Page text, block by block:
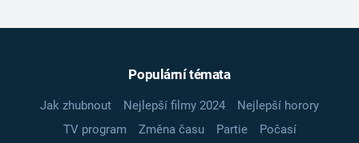
Populární témata
Jak zhubnout Nejlepší filmy 2024
Nejlepší horory
TV program
Změna času Partie
Počasí